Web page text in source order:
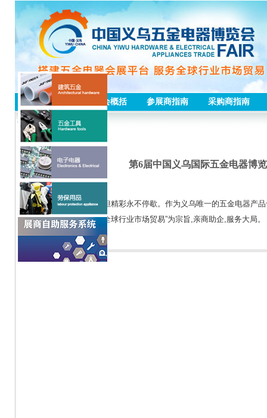
首页 五金会概括 参展商指南 采购商指南
展会动态
第6届中国义乌国际五金电器博
今年的展会已经落幕,但精彩永不停歇。作为义乌唯一的五金电器产
金电器会展平台,服务全球行业市场贸易”为宗旨,亲商助企,服务大局。